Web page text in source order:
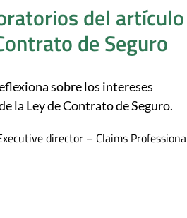
del artículo
de Seguro
sobre los intereses
la Ley de Contrato de Seguro.
director – Claims